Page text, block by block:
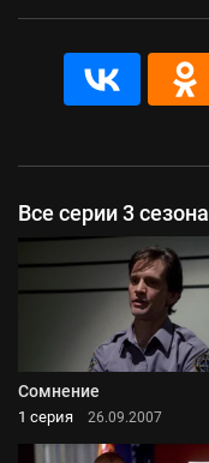
Все серии 3 сезона
Сомнение
1 серия 26.09.2007